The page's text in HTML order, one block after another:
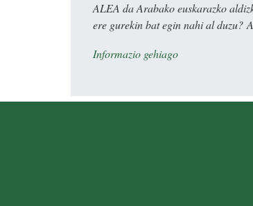
ALEA da Arabako euskarazko
ere gurekin bat egin nahi al duzu?
Informazio gehiago